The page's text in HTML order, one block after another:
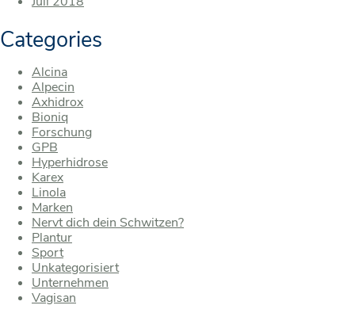
Categories
Alcina
Alpecin
Axhidrox
Bioniq
Forschung
GPB
Hyperhidrose
Karex
Linola
Marken
Nervt dich dein Schwitzen?
Plantur
Sport
Unkategorisiert
Unternehmen
Vagisan